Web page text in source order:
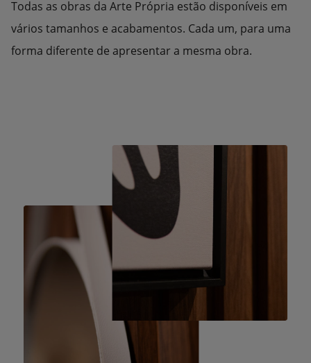
Todas as obras da Arte Própria estão disponíveis em
vários tamanhos e acabamentos. Cada um, para uma
forma diferente de apresentar a mesma obra.